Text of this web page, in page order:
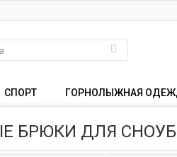
СПОРТ ГОРНОЛЫЖНАЯ
БРЮКИ ДЛЯ